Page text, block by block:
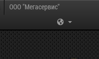
ООО "Мегасервис"